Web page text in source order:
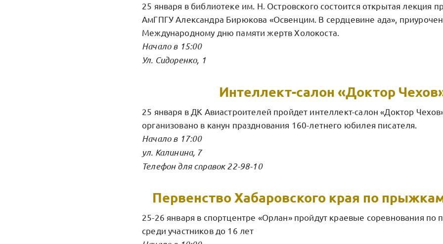
25 января в библиотеке им. Н. Островского состоится открытая лекция
АмГПГУ Александра Бирюкова «Освенцим. В сердцевине ада»,
Международному дню памяти жертв Холокоста.
Начало в 15:00
Ул. Сидоренко, 1
Интеллект-салон «Доктор
25 января в ДК Авиастроителей пройдет интеллект-салон «Доктор
организовано в канун празднования 160-летнего юбилея писателя.
Начало в 17:00
ул. Калинина, 7
Телефон для справок 22-98-10
Первенство Хабаровского края по
25-26 января в спортцентре «Орлан» пройдут краевые соревнования по
среди участников до 16 лет